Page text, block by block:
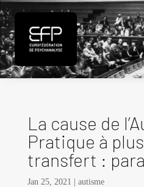
La cause de
Pratique à
transfert :
Jan 25, 2021 autisme